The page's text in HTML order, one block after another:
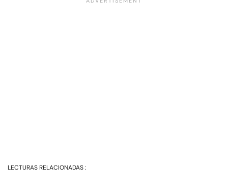
LECTURAS RELACIONADAS :